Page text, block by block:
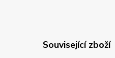
Související zboží